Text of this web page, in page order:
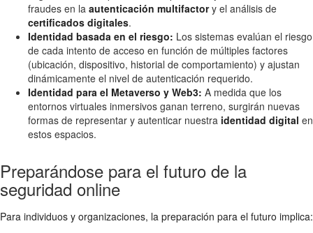
fraudes en la autenticación multifactory el análisis de
certificados digitales.
Identidad basada en el riesgo: Los sistemas evalúan el riesgo
de cada intento de acceso en función de múltiples factores
(ubicación, dispositivo, historial de comportamiento) y ajustan
dinámicamente el nivel de autenticación requerido.
Identidad para el Metaverso y Web3: A medida que los
entornos virtuales inmersivos ganan terreno, surgirán nuevas
formas de representar y autenticar nuestra identidad digital en
estos espacios.
Preparándose para el futuro de la
seguridad online
Para individuos y organizaciones, la preparación para el futuro implica: